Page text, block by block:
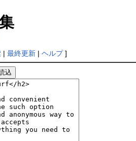
| 最終更新| ヘルプ]